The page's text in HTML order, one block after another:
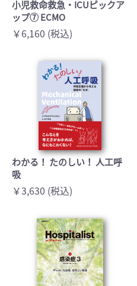
小児救命救急・ICUピックア
ップ⑦ ECMO
￥6,160 (税込)
わかる！ たのしい！ 人工呼
吸
￥3,630 (税込)